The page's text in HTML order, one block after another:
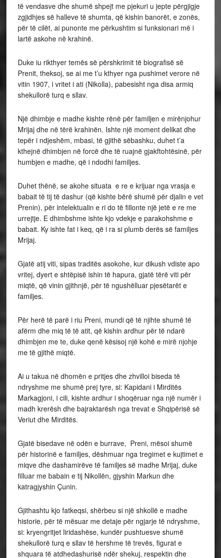
të vendasve dhe shumë shpejt me pjekuri u jepte përgjigje
zgjidhjes së halleve të shumta, që kishin banorët, e zonës,
për të cilët, ai punonte me përkushtim si funksionari më i
lartë askohe në krahinë.
Duke iu rikthyer temës së përshkrimit të biografisë së
Prenit, theksoj, se ai me t’u kthyer nga pushimet verore në
vitin 1907, i vritet i ati (Nikolla), pabesisht nga disa armiq
shekullorë turq e sllav.
Një dhimbje e madhe kishte rënë për familjen e mirënjohur
Mrijaj dhe në tërë krahinën. Ishte një moment delikat dhe
tepër i ndjeshëm, mbasi, të gjithë sëbashku, duhet t’a
kthejnë dhimbjen në forcë dhe të ruajnë gjakftohtësinë, për
humbjen e madhe, që i ndodhi familjes.
Duhet thënë, se akohe situata e re e krijuar nga vrasja e
babait të tij të dashur (që kishte bërë shumë për djalin e vet
Prenin), për intelektualin e ri do të fillonte një jetë e re me
urrejtje. E dhimbshme ishte kjo vdekje e parakohshme e
babait. Ky ishte fat i keq, që i ra si plumb derës së familjes
Mrijaj.
Gjatë atij viti, sipas traditës asokohe, kur dikush vdiste apo
vritej, dyert e shtëpisë ishin të hapura, gjatë tërë viti për
miqtë, që vinin gjithnjë, për të ngushëlluar pjesëtarët e
familjes.
Për herë të parë i riu Preni, mundi që të njihte shumë të
afërm dhe miq të të atit, që kishin ardhur për të ndarë
dhimbjen me te, duke qenë kësisoj një kohë e mirë njohje
me të gjithë miqtë.
Ai u takua në dhomën e pritjes dhe zhvilloi biseda të
ndryshme me shumë prej tyre, si: Kapidani i Mirditës
Markagjoni, i cili, kishte ardhur i shoqëruar nga një numër i
madh krerësh dhe bajraktarësh nga trevat e Shqipërisë së
Veriut dhe Mirditës.
Gjatë bisedave në odën e burrave, Preni, mësoi shumë
për historinë e familjes, dëshmuar nga tregimet e kujtimet e
miqve dhe dashamirëve të familjes së madhe Mrijaj, duke
filluar me babain e tij Nikollën, gjyshin Markun dhe
katragjyshin Çunin.
Gjithashtu kjo fatkeqsi, shërbeu si një shkollë e madhe
historie, për të mësuar me detaje për ngjarje të ndryshme,
si: kryengritjet liridashëse, kundër pushtuesve shumë
shekullorë turq e sllav të hershme të trevës, figurat e
shquara të atdhedashurisë ndër shekuj, respektin dhe